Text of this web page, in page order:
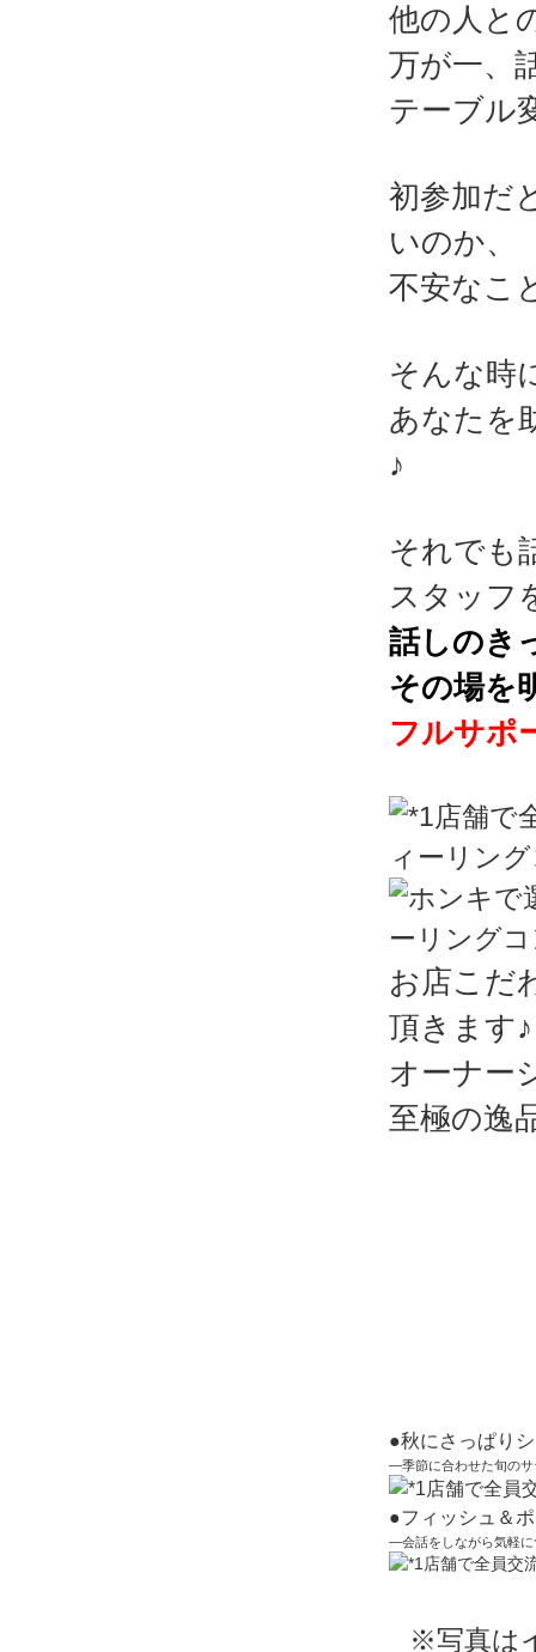
他の人と
万が一、
テーブル
初参加だ
いのか、
不安なこ
そんな時
あなたを
♪
それでも
スタッフ
話しのき
その場を
フルサポ
お店こだ
頂きます♪
オーナー
至極の逸
●秋にさっぱり
―季節に合わせた旬のサ
●フィッシュ＆
―会話をしながら気軽に
※写真は